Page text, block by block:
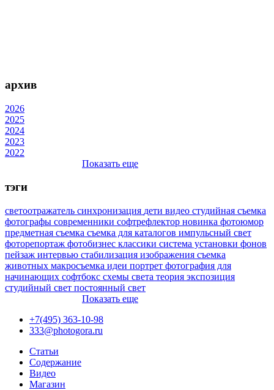
архив
2026
2025
2024
2023
2022
Показать еще
тэги
светоотражатель синхронизация дети видео студийная съемка
фотографы современники софтрефлектор новинка фотоюмор
предметная съемка съемка для каталогов импульсный свет
фоторепортаж фотобизнес классики система установки фонов
пейзаж интервью стабилизация изображения съемка
животных макросъемка идеи портрет фотография для
начинающих софтбокс схемы света теория экспозиция
студийный свет постоянный свет
Показать еще
+7(495) 363-10-98
333@photogora.ru
Статьи
Содержание
Видео
Магазин